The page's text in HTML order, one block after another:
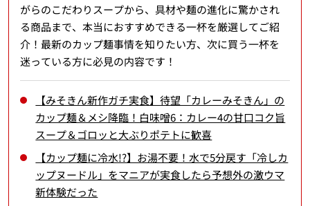
がらのこだわりスープから、具材や麺の進化に驚かされ
る商品まで、本当におすすめできる一杯を厳選してご紹
介！最新のカップ麺事情を知りたい方、次に買う一杯を
迷っている方に必見の内容です！
【みそきん新作ガチ実食】待望「カレーみそきん」の
カップ麺＆メシ降臨！白味噌6：カレー4の甘口コク旨
スープ＆ゴロッと大ぶりポテトに歓喜
【カップ麺に冷水!?】お湯不要！水で5分戻す「冷しカ
ップヌードル」をマニアが実食したら予想外の激ウマ
新体験だった